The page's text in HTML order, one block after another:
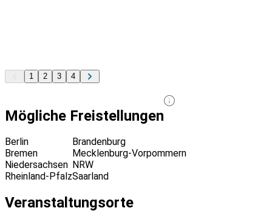
1 2 3 4
Mögliche Freistellungen
Berlin
Bremen
Niedersachsen
Rheinland-Pfalz
Brandenburg
Mecklenburg-Vorpommern
NRW
Saarland
Veranstaltungsorte